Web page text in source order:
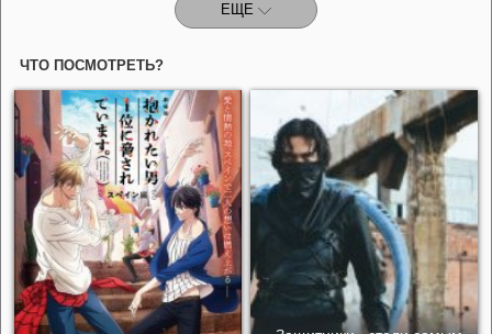
ЕЩЕ
ЧТО ПОСМОТРЕТЬ?